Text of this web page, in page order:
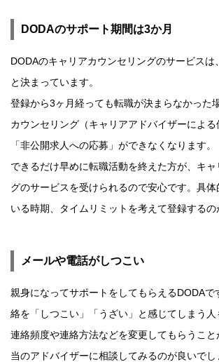
DODAのサポート期間は3か月
DODAのキャリアカウンセリングのサービスは
と決まっています。
登録から3ヶ月経っても転職が決まらなかった
カウンセリング（キャリアアドバイザーによる
「非公開求人への応募」ができなくなります。
できるだけ早めに転職活動を終えた方が、キ
グのサービスを受けられるので安心です。具
いる時期、タイムリミットを考えて登録するの
メールや電話がしつこい
親身になってサポートをしてもらえるDODAで
絡を「しつこい」「うざい」と感じてしまう人
連絡頻度や連絡方法などを変更してもらうこと
当のアドバイザーに相談してみるのが良いでし